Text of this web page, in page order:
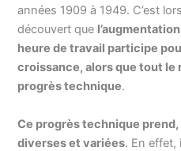
années 1909 à 1949. C’est
découvert que
heure de travail participe
croissance, alors que tout le
progrès technique.
Ce progrès technique
diverses et variées. En effet,